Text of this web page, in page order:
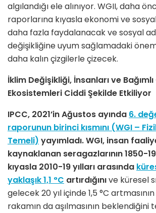
algılandığı ele alınıyor. WGII, daha
raporlarına kıyasla ekonomi ve
daha fazla faydalanacak ve sosyal
değişikliğine uyum sağlamadaki
daha kalın çizgilerle çizecek.
İklim Değişikliği, İnsanları ve
Ekosistemleri Ciddi Şekilde Etkiliyor
IPCC, 2021’in Ağustos ayında 6.
raporunun birinci kısmını (WGI –
Temeli) yayımladı. WGI, insan
kaynaklanan seragazlarının 1850-
kıyasla 2010-19 yılları arasında
yaklaşık 1,1 °C artırdığınıve küresel
gelecek 20 yıl içinde 1,5 °C
rakamın da aşılmasının beklendiğini